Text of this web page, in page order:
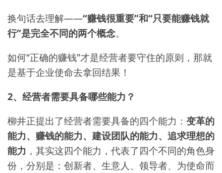
换句话去理解——“赚钱很重要”和“只要能赚钱就
行”是完全不同的两个概念。
如何“正确的赚钱”才是经营者要守住的原则，那就
是基于企业使命去拿回结果！
2、经营者需要具备哪些能力？
柳井正提出了经营者需要具备的四个能力： 变革的
能力、赚钱的能力、建设团队的能力、追求理想的
能力 ，其实这四个能力，代表了四个不同的角色身
份，分别是：创新者、生意人、领导者、为使命而